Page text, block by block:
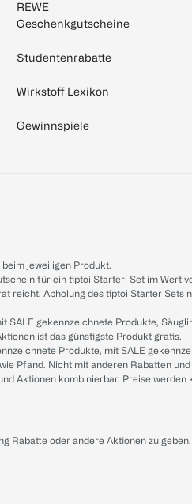
REWE
Geschenkgutscheine
Studentenrabatte
Wirkstoff Lexikon
Gewinnspiele
jeweiligen Produkt.
für ein tiptoi Starter-Set im
reicht. Abholung des tiptoi Starter
SALE gekennzeichnete Produkte,
ist das günstigste Produkt gratis.
Produkte, mit SALE
Pfand. Nicht mit anderen Rabatten
Aktionen kombinierbar. Preise
oder andere Aktionen zu